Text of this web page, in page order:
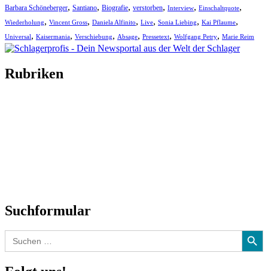
Barbara Schöneberger, Santiano, Biografie, verstorben, Interview, Einschaltquote,
Wiederholung, Vincent Gross, Daniela Alfinito, Live, Sonia Liebing, Kai Pflaume,
Universal, Kaisermania, Verschiebung, Absage, Pressetext, Wolfgang Petry, Marie Reim
Rubriken
Suchformular
Search
for:
Search Button